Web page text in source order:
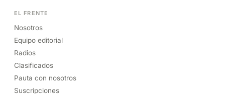
EL FRENTE
Nosotros
Equipo editorial
Radios
Clasificados
Pauta con nosotros
Suscripciones